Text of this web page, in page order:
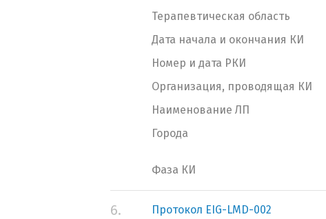
Терапевтическая область
Дата начала и окончания КИ
Номер и дата РКИ
Организация, проводящая КИ
Наименование ЛП
Города
Фаза КИ
6.
Протокол EIG-LMD-002